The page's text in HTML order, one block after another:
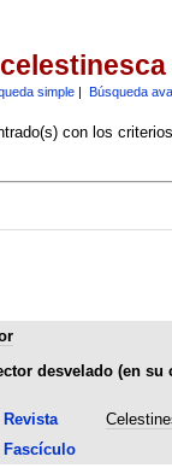
simple| Búsqueda
con los
desvelado (en
Revista
Fascículo